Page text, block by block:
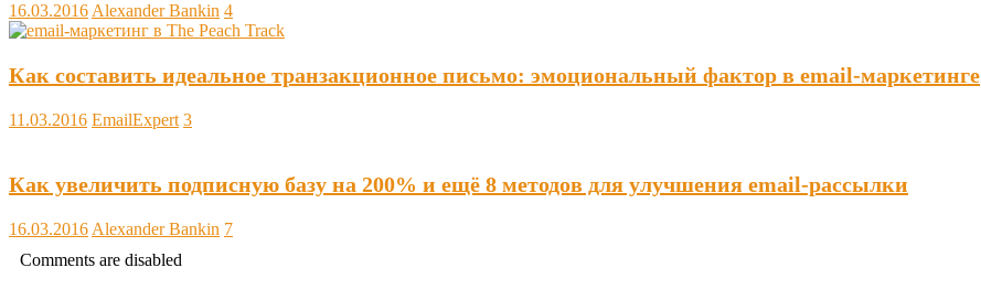
16.03.2016 Alexander Bankin 4
Как составить идеальное транзакционное письмо: эмоциональный фактор в email-маркетинге
11.03.2016 EmailExpert 3
Как увеличить подписную базу на 200% и ещё 8 методов для улучшения email-рассылки
16.03.2016 Alexander Bankin 7
Comments are disabled